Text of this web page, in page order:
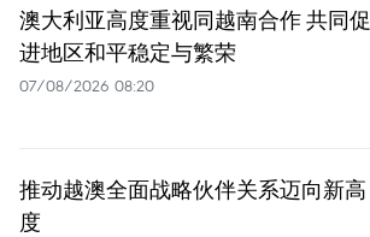
澳大利亚高度重视同越南合作 共同促
进地区和平稳定与繁荣
07/08/2026 08:20
推动越澳全面战略伙伴关系迈向新高
度